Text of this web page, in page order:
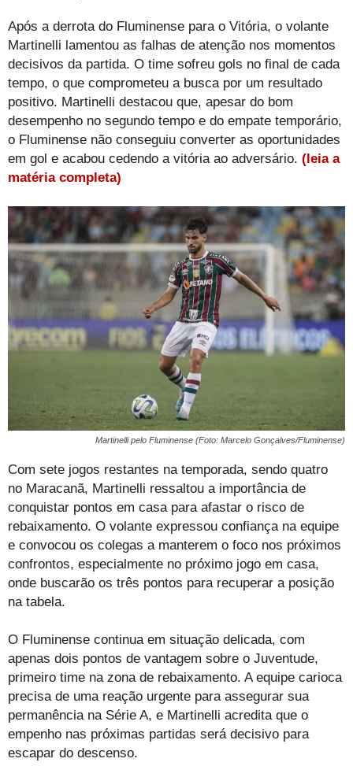
Após a derrota do Fluminense para o Vitória, o volante
Martinelli lamentou as falhas de atenção nos momentos
decisivos da partida. O time sofreu gols no final de cada
tempo, o que comprometeu a busca por um resultado
positivo. Martinelli destacou que, apesar do bom
desempenho no segundo tempo e do empate temporário,
o Fluminense não conseguiu converter as oportunidades
em gol e acabou cedendo a vitória ao adversário. (leia a
matéria completa)
Martinelli pelo Fluminense (Foto: Marcelo Gonçalves/Fluminense)
Com sete jogos restantes na temporada, sendo quatro
no Maracanã, Martinelli ressaltou a importância de
conquistar pontos em casa para afastar o risco de
rebaixamento. O volante expressou confiança na equipe
e convocou os colegas a manterem o foco nos próximos
confrontos, especialmente no próximo jogo em casa,
onde buscarão os três pontos para recuperar a posição
na tabela.
O Fluminense continua em situação delicada, com
apenas dois pontos de vantagem sobre o Juventude,
primeiro time na zona de rebaixamento. A equipe carioca
precisa de uma reação urgente para assegurar sua
permanência na Série A, e Martinelli acredita que o
empenho nas próximas partidas será decisivo para
escapar do descenso.